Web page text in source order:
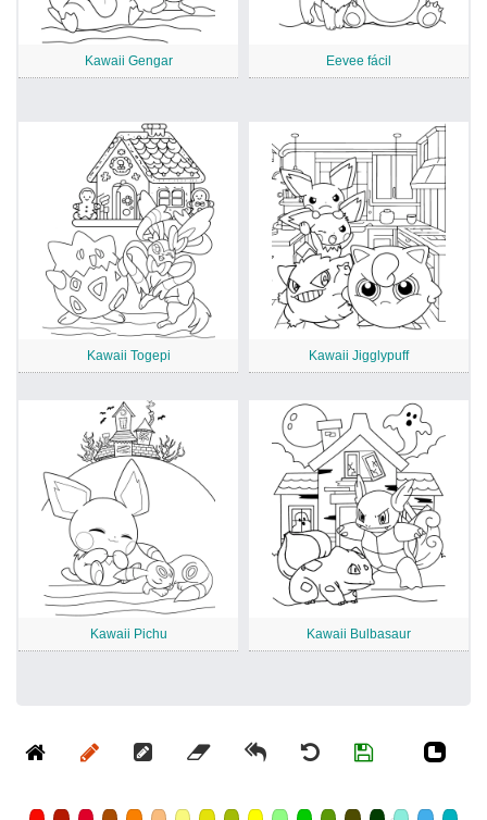
Kawaii Gengar Eevee fácil
Kawaii Togepi Kawaii Jigglypuff
Kawaii Pichu Kawaii Bulbasaur